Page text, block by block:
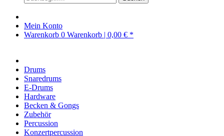
Mein Konto
Warenkorb 0 Warenkorb | 0,00 € *
Drums
Snaredrums
E-Drums
Hardware
Becken & Gongs
Zubehör
Percussion
Konzertpercussion